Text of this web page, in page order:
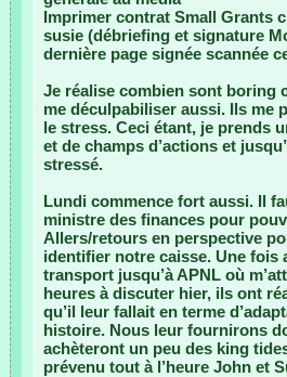
Imprimer contrat Small Grants
susie (débriefing et signature
dernière page signée scannée
Je réalise combien sont boring
me déculpabiliser aussi. Ils me
le stress. Ceci étant, je prends
et de champs d’actions et
stressé.
Lundi commence fort aussi. Il
ministre des finances pour
Allers/retours en perspective
identifier notre caisse. Une fois
transport jusqu’à APNL où
heures à discuter hier, ils ont
qu’il leur fallait en terme
histoire. Nous leur fournirons
achèteront un peu des king
prévenu tout à l’heure John et